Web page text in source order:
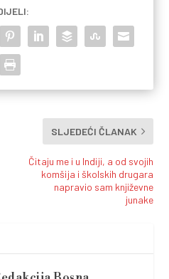
SLJEDEĆI ČLANAK
Čitaju me i u Indiji, a od svojih
komšija i školskih drugara
napravio sam književne
junake